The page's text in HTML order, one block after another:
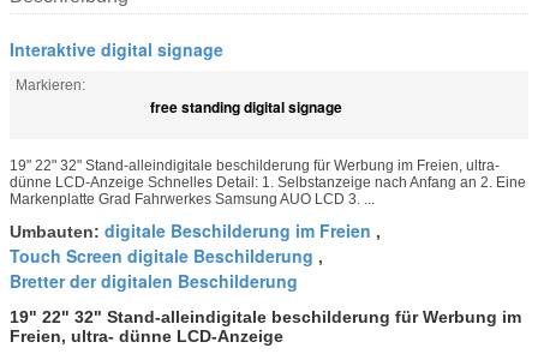
Interaktive digital signage
Markieren:
free standing digital signage
19" 22" 32" Stand-alleindigitale beschilderung für Werbung im Freien, ultra-
dünne LCD-Anzeige Schnelles Detail: 1. Selbstanzeige nach Anfang an 2. Eine
Markenplatte Grad Fahrwerkes Samsung AUO LCD 3. ...
Umbauten: digitale Beschilderung im Freien ,
Touch Screen digitale Beschilderung ,
Bretter der digitalen Beschilderung
19" 22" 32" Stand-alleindigitale beschilderung für Werbung im
Freien, ultra- dünne LCD-Anzeige